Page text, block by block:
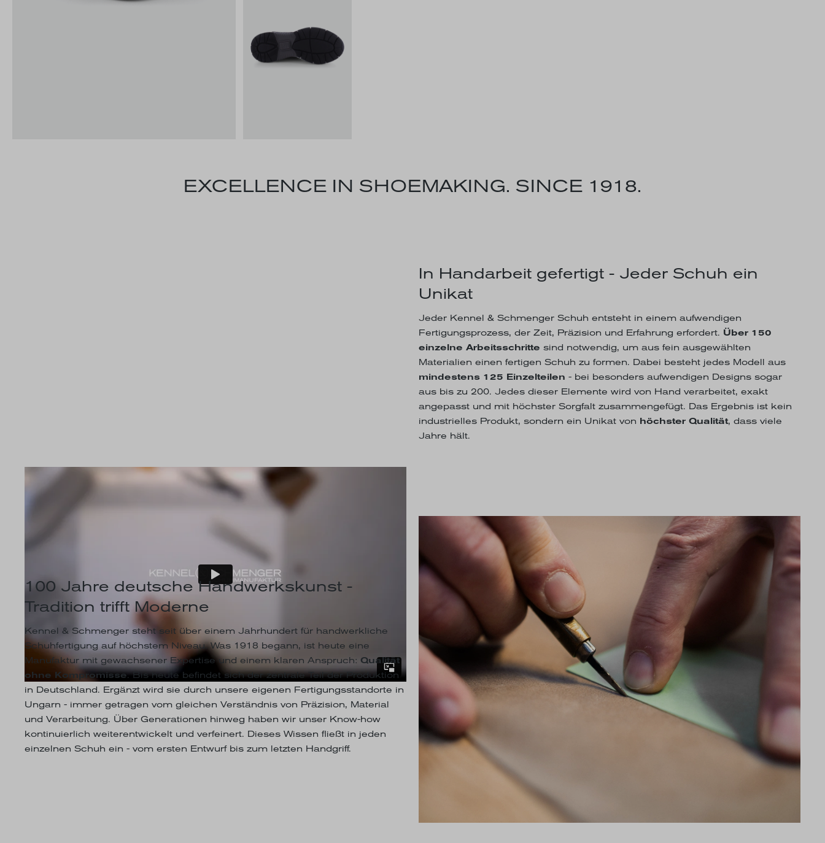
EXCELLENCE IN SHOEMAKING. SINCE 1918.
In Handarbeit gefertigt - Jeder Schuh ein
Unikat
Jeder Kennel & Schmenger Schuh entsteht in einem aufwendigen
Fertigungsprozess, der Zeit, Präzision und Erfahrung erfordert. Über 150
einzelne Arbeitsschritte sind notwendig, um aus fein ausgewählten
Materialien einen fertigen Schuh zu formen. Dabei besteht jedes Modell aus
mindestens 125 Einzelteilen - bei besonders aufwendigen Designs sogar
aus bis zu 200. Jedes dieser Elemente wird von Hand verarbeitet, exakt
angepasst und mit höchster Sorgfalt zusammengefügt. Das Ergebnis ist kein
industrielles Produkt, sondern ein Unikat von höchster Qualität, dass viele
Jahre hält.
100 Jahre deutsche Handwerkskunst -
Tradition trifft Moderne
Kennel & Schmenger steht seit über einem Jahrhundert für handwerkliche
Schuhfertigung auf höchstem Niveau. Was 1918 begann, ist heute eine
Manufaktur mit gewachsener Expertise und einem klaren Anspruch: Qualität
ohne Kompromisse. Bis heute befindet sich der zentrale Teil der Produktion
in Deutschland. Ergänzt wird sie durch unsere eigenen Fertigungsstandorte in
Ungarn - immer getragen vom gleichen Verständnis von Präzision, Material
und Verarbeitung. Über Generationen hinweg haben wir unser Know-how
kontinuierlich weiterentwickelt und verfeinert. Dieses Wissen fließt in jeden
einzelnen Schuh ein - vom ersten Entwurf bis zum letzten Handgriff.